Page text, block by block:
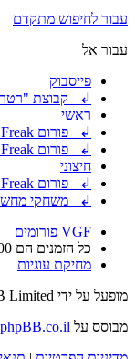
עבור לחיפוש מתקדם
עבור אל
פייסבוק
↲ קבוצת
ראשי
↲ פורום VGFreak - כללי
↲ פורום VGFreak - טכני
חיצוני
↲ פורום VGFreak - ישן
↲ משחקי
VGF פורומים
כל הזמנים הם
מחיקת עוגיות
מופעל על ידי Limited
מבוסס על phpBB.co.il - פורומים בעברית